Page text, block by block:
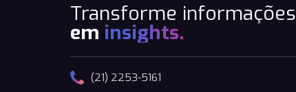
Transforme informações
em insights.
(21) 2253-5161